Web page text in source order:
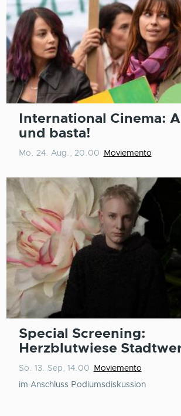
International Cinema:
und basta!
Mo. 24. Aug., 20.00 Moviemento
Special Screening:
Herzblutwiese
So. 13. Sep, 14.00
Moviemento
im Anschluss Podiumsdiskussion